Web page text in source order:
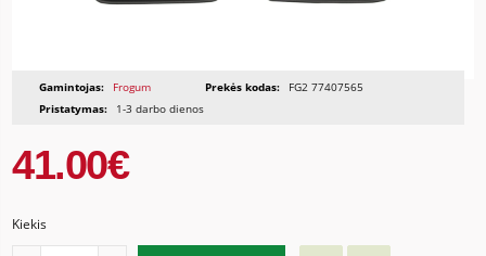
Gamintojas: Frogum Prekės kodas:
FG2 77407565
Pristatymas:
1-3 darbo dienos
41.00€
Kiekis